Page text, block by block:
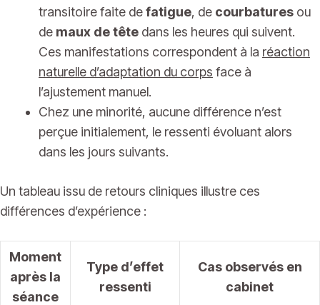
transitoire faite defatigue, de courbatures ou
de maux de tête dans les heures qui suivent.
Ces manifestations correspondent à la réaction
naturelle d’adaptation du corps face à
l’ajustement manuel.
Chez une minorité, aucune différence n’est
perçue initialement, le ressenti évoluant alors
dans les jours suivants.
Un tableau issu de retours cliniques illustre ces
différences d’expérience :
Moment
après la
séance
Type d’effet
ressenti
Cas observés en
cabinet